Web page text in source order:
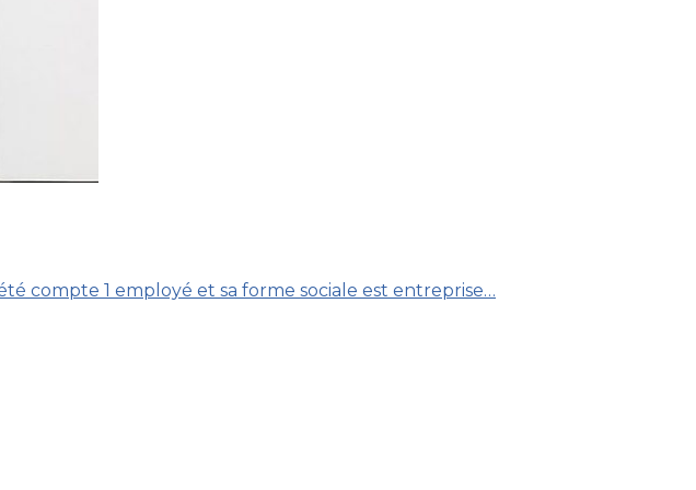
compte 1 employé et sa forme sociale est entreprise…